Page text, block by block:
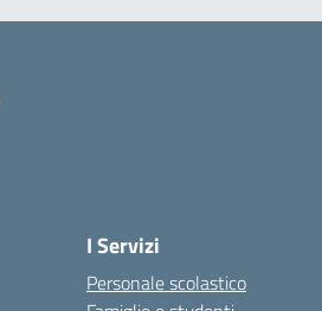
I Servizi
Personale scolastico